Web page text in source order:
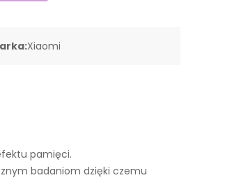
Xiaomi
pamięci.
badaniom dzięki czemu